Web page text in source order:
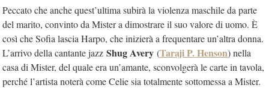
Peccato che anche quest’ultima subirà la violenza maschile da parte
del marito, convinto da Mister a dimostrare il suo valore di uomo. È
così che Sofia lascia Harpo, che inizierà a frequentare un’altra donna.
L’arrivo della cantante jazz Shug Avery (Taraji P. Henson) nella
casa di Mister, del quale era un’amante, sconvolgerà le carte in tavola,
perché l’artista noterà come Celie sia totalmente sottomessa a Mister.